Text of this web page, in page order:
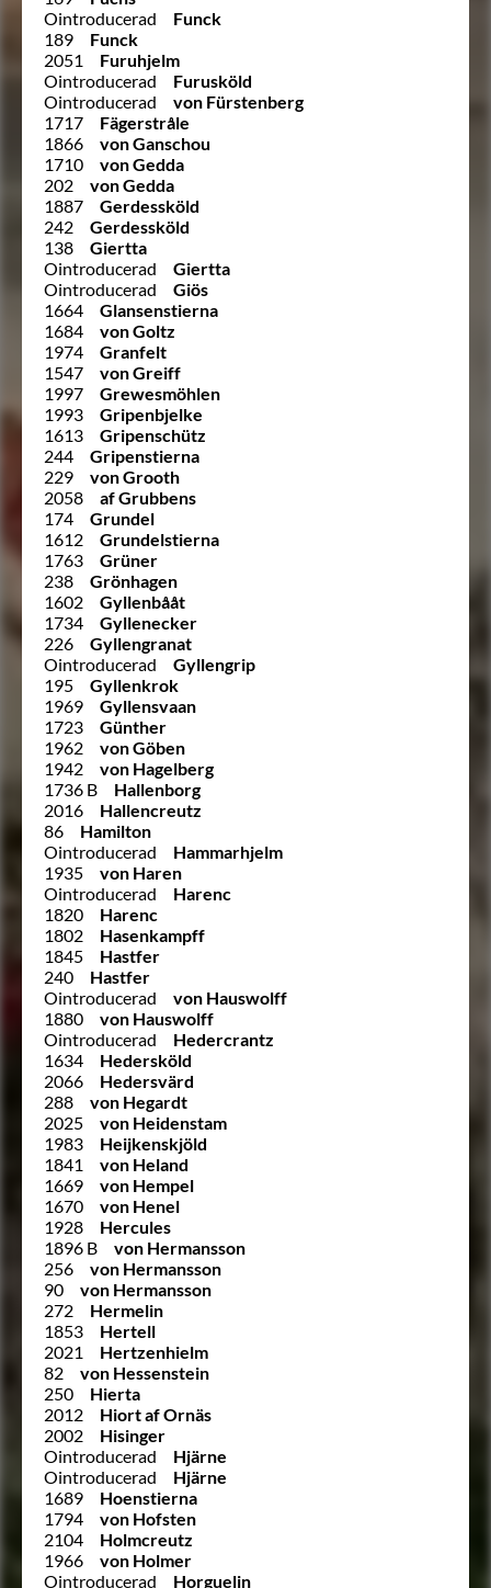
Ointroducerad
Funck
189
Funck
2051
Furuhjelm
Ointroducerad
Furusköld
Ointroducerad
von Fürstenberg
1717
Fägerstråle
1866
von Ganschou
1710
von Gedda
202
von Gedda
1887
Gerdessköld
242
Gerdessköld
138
Giertta
Ointroducerad
Giertta
Ointroducerad
Giös
1664
Glansenstierna
1684
von Goltz
1974
Granfelt
1547
von Greiff
1997
Grewesmöhlen
1993
Gripenbjelke
1613
Gripenschütz
244
Gripenstierna
229
von Grooth
2058
af Grubbens
174
Grundel
1612
Grundelstierna
1763
Grüner
238
Grönhagen
1602
Gyllenbååt
1734
Gyllenecker
226
Gyllengranat
Ointroducerad
Gyllengrip
195
Gyllenkrok
1969
Gyllensvaan
1723
Günther
1962
von Göben
1942
von Hagelberg
1736 B
Hallenborg
2016
Hallencreutz
86
Hamilton
Ointroducerad
Hammarhjelm
1935
von Haren
Ointroducerad
Harenc
1820
Harenc
1802
Hasenkampff
1845
Hastfer
240
Hastfer
Ointroducerad
von Hauswolff
1880
von Hauswolff
Ointroducerad
Hedercrantz
1634
Hedersköld
2066
Hedersvärd
288
von Hegardt
2025
von Heidenstam
1983
Heijkenskjöld
1841
von Heland
1669
von Hempel
1670
von Henel
1928
Hercules
1896 B
von Hermansson
256
von Hermansson
90
von Hermansson
272
Hermelin
1853
Hertell
2021
Hertzenhielm
82
von Hessenstein
250
Hierta
2012
Hiort af Ornäs
2002
Hisinger
Ointroducerad
Hjärne
Ointroducerad
Hjärne
1689
Hoenstierna
1794
von Hofsten
2104
Holmcreutz
1966
von Holmer
Ointroducerad
Horguelin